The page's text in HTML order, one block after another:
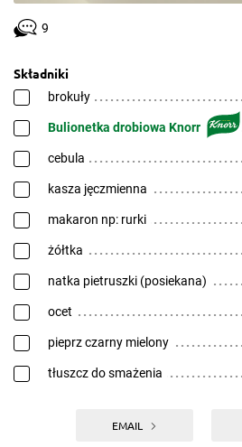
9
Składniki
brokuły
Bulionetka drobiowa Knorr
cebula
kasza jęczmienna
makaron np: rurki
żółtka
natka pietruszki (posiekana)
ocet
pieprz czarny mielony
tłuszcz do smażenia
EMAIL